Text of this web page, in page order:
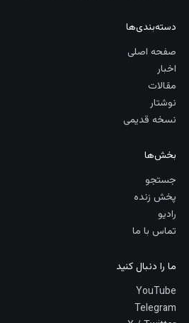
دسته‌بندی‌ها
صفحه اصلی
اخبار
مقالات
نوشتار
نسخه قدیمی
بخش‌ها
جستجو
پخش زنده
رادیو
تماس با ما
ما را دنبال کنید
YouTube
Telegram